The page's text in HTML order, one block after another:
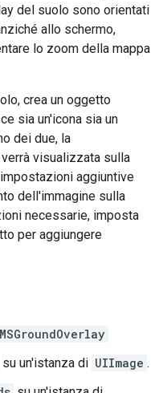
del suolo sono orientati
allo schermo,
lo zoom della mappa
crea un oggetto
sia un'icona sia un
dei due, la
visualizzata sulla
aggiuntive
dell'immagine sulla
necessarie, imposta
per aggiungere
su un'istanza di UIImage .